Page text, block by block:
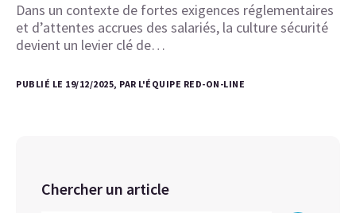
Dans un contexte de fortes exigences réglementaires
et d’attentes accrues des salariés, la culture sécurité
devient un levier clé de…
PUBLIÉ LE 19/12/2025, PAR L'ÉQUIPE RED-ON-LINE
Chercher un article